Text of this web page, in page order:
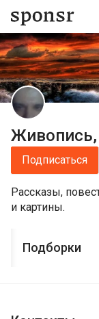
Живопись,
Подписаться
Рассказы,
и картины.
Подборки